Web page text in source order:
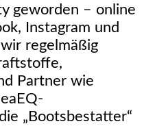
geworden – online
Instagram und
regelmäßig
Partner wie
„Bootsbestatter“